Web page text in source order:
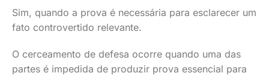
Sim, quando a prova é necessária para esclarecer um
fato controvertido relevante.
O cerceamento de defesa ocorre quando uma das
partes é impedida de produzir prova essencial para